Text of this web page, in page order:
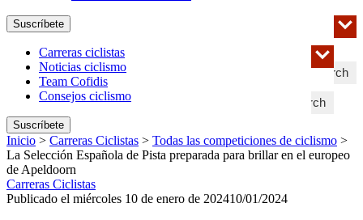
Search
Suscríbete
Search
Carreras ciclistas
Noticias ciclismo
Team Cofidis
Consejos ciclismo
Suscríbete
Inicio > Carreras Ciclistas > Todas las competiciones de ciclismo >
La Selección Española de Pista preparada para brillar en el europeo
de Apeldoorn
Carreras Ciclistas
Publicado el miércoles 10 de enero de 202410/01/2024